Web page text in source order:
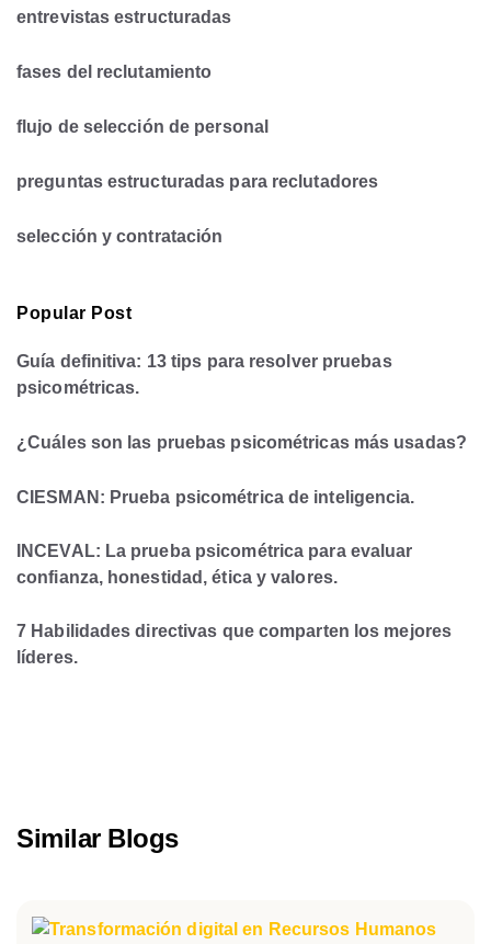
entrevistas estructuradas
fases del reclutamiento
flujo de selección de personal
preguntas estructuradas para reclutadores
selección y contratación
Popular Post
Guía definitiva: 13 tips para resolver pruebas
psicométricas.
¿Cuáles son las pruebas psicométricas más usadas?
CIESMAN: Prueba psicométrica de inteligencia.
INCEVAL: La prueba psicométrica para evaluar
confianza, honestidad, ética y valores.
7 Habilidades directivas que comparten los mejores
líderes.
Similar Blogs